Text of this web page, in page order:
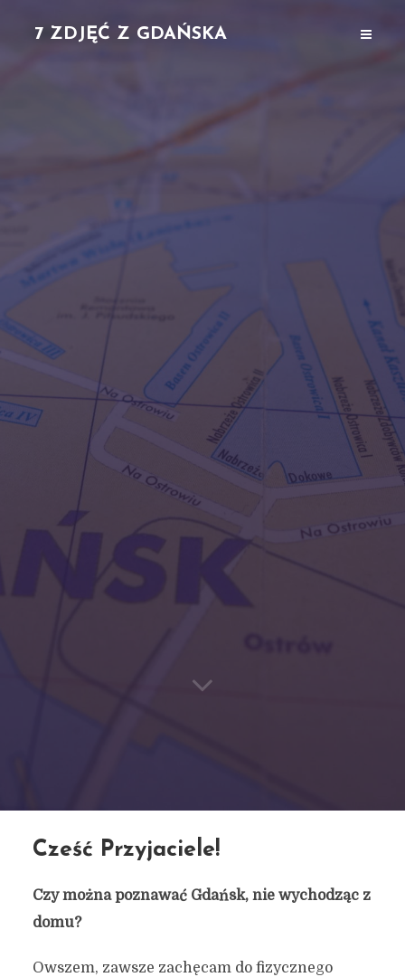
7 ZDJĘĆ Z GDAŃSKA
Cześć Przyjaciele!
Czy można poznawać Gdańsk, nie wychodząc z
domu?
Owszem, zawsze zachęcam do fizycznego